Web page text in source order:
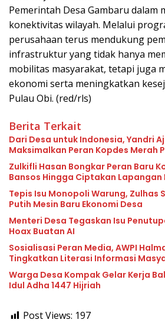
Pemerintah Desa Gambaru dalam
konektivitas wilayah. Melalui
perusahaan terus mendukung
infrastruktur yang tidak hanya
mobilitas masyarakat, tetapi juga
ekonomi serta meningkatkan
Pulau Obi. (red/rls)
Berita Terkait
Dari Desa untuk Indonesia, Yandri
Maksimalkan Peran Kopdes Merah
Zulkifli Hasan Bongkar Peran Baru
Bansos Hingga Ciptakan Lapangan
Tepis Isu Monopoli Warung, Zulhas
Putih Mesin Baru Ekonomi Desa
Menteri Desa Tegaskan Isu
Hoax Buatan AI
Sosialisasi Peran Media, AWPI
Tingkatkan Literasi Informasi
Warga Desa Kompak Gelar Kerja
Idul Adha 1447 Hijriah
Post Views: 197